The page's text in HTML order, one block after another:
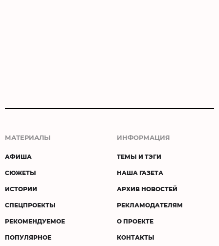
МАТЕРИАЛЫ
АФИША
СЮЖЕТЫ
ИСТОРИИ
СПЕЦПРОЕКТЫ
РЕКОМЕНДУЕМОЕ
ПОПУЛЯРНОЕ
ИНФОРМАЦИЯ
ТЕМЫ И ТЭГИ
НАША ГАЗЕТА
АРХИВ НОВОСТЕЙ
РЕКЛАМОДАТЕЛЯМ
О ПРОЕКТЕ
КОНТАКТЫ